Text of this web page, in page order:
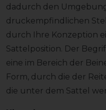
dadurch den
druckempfindlichen
durch Ihre Konzeption
Sattelposition. Der
eine im Bereich der
Form, durch die der
die unter dem Sattel